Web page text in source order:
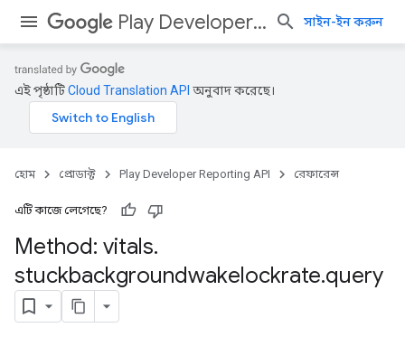
Play Developer Reporting API সাইন-ইন করুন
এই পৃষ্ঠাটিCloud Translation API অনুবাদ করেছে।
হোম প্রোডাক্ট Play Developer Reporting API রেফারেন্স
এটি কাজে লেগেছে?
Method: vitals.
stuckbackgroundwakelockrate.query